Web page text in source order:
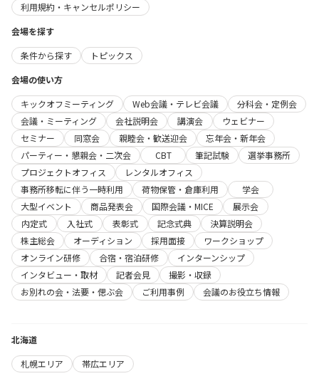
利用規約・キャンセルポリシー
会場を探す
条件から探す
トピックス
会場の使い方
キックオフミーティング
Web会議・テレビ会議
分科会・定例会
会議・ミーティング
会社説明会 講演会
ウェビナー
セミナー
同窓会 親睦会・歓送迎会
忘年会・新年会
パーティー・懇親会・二次会
CBT 筆記試験
選挙事務所
プロジェクトオフィス
レンタルオフィス
事務所移転に伴う一時利用
荷物保管・倉庫利用
学会
大型イベント
商品発表会 国際会議・MICE
展示会
内定式
入社式 表彰式 記念式典
決算説明会
株主総会
オーディション 採用面接
ワークショップ
オンライン研修
合宿・宿泊研修
インターンシップ
インタビュー・取材
記者会見
撮影・収録
お別れの会・法要・偲ぶ会
ご利用事例 会議のお役立ち情報
北海道
札幌エリア
帯広エリア